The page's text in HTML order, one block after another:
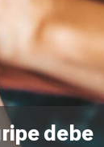
debe